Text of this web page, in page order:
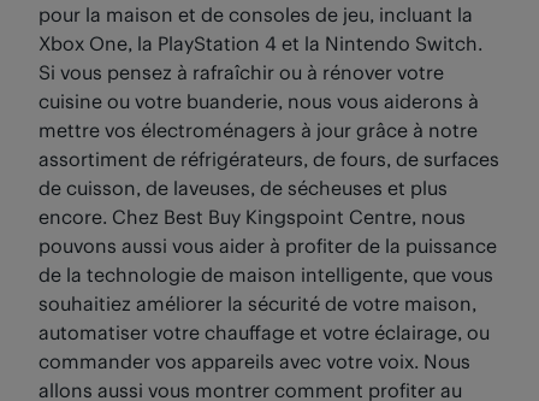
pour la maison et de consoles de jeu, incluant la
Xbox One, la PlayStation 4 et la Nintendo Switch.
Si vous pensez à rafraîchir ou à rénover votre
cuisine ou votre buanderie, nous vous aiderons à
mettre vos électroménagers à jour grâce à notre
assortiment de réfrigérateurs, de fours, de surfaces
de cuisson, de laveuses, de sécheuses et plus
encore. Chez Best Buy Kingspoint Centre, nous
pouvons aussi vous aider à profiter de la puissance
de la technologie de maison intelligente, que vous
souhaitiez améliorer la sécurité de votre maison,
automatiser votre chauffage et votre éclairage, ou
commander vos appareils avec votre voix. Nous
allons aussi vous montrer comment profiter au